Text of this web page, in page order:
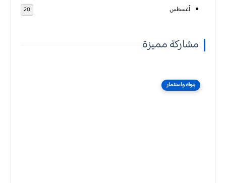
أغسطس 20
مشاركة مميزة
بنوك واستثمار